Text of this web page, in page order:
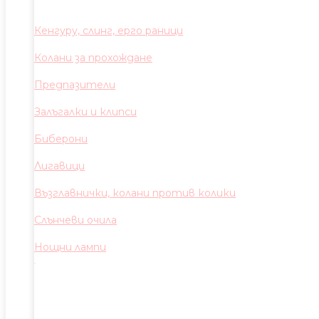
Кенгуру, слинг, ерго раници
Колани за прохождане
Предпазители
Залъгалки и клипси
Биберони
Лигавици
Възглавнички, колани против колики
Слънчеви очила
Нощни лампи